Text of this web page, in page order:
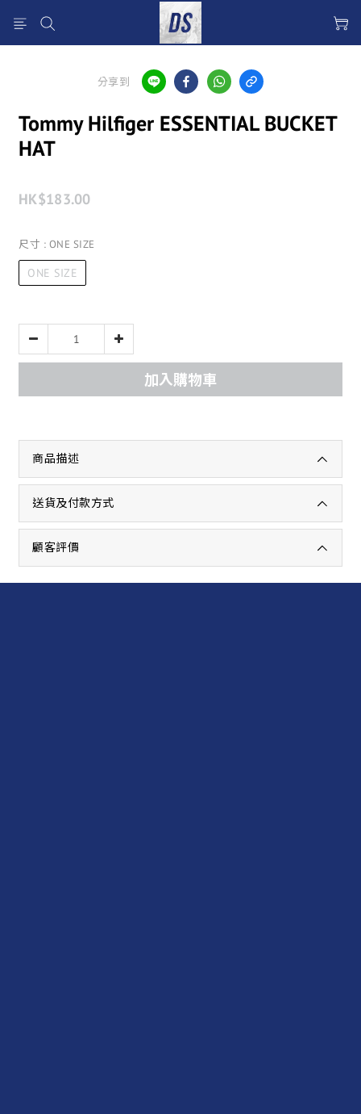
分享到
Tommy Hilfiger ESSENTIAL BUCKET
HAT
HK$183.00
尺寸 : ONE SIZE
ONE SIZE
加入購物車
商品描述
送貨及付款方式
顧客評價